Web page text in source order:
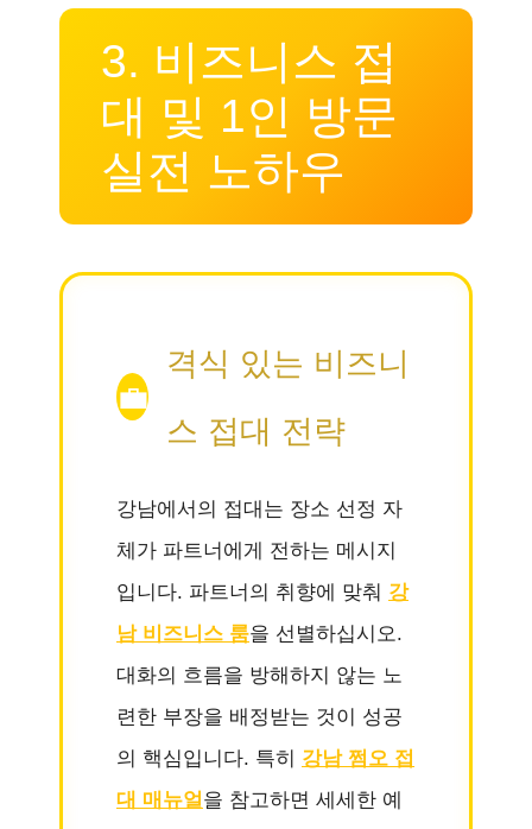
3. 비즈니스 접
대 및 1인 방문
실전 노하우
💼
격식 있는 비즈니
스 접대 전략
강남에서의 접대는 장소 선정 자
체가 파트너에게 전하는 메시지
입니다. 파트너의 취향에 맞춰 강
남 비즈니스 룸을 선별하십시오.
대화의 흐름을 방해하지 않는 노
련한 부장을 배정받는 것이 성공
의 핵심입니다. 특히 강남 쩜오 접
대 매뉴얼을 참고하면 세세한 예